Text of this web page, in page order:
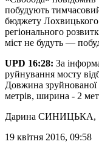
побудують
бюджету
регіонального
міст не будуть —
UPD 16:28: За
руйнування мосту
Довжина зруйнованої
метрів, ширина - 2
Дарина СИНИЦЬКА,
19 квітня 2016, 09:58